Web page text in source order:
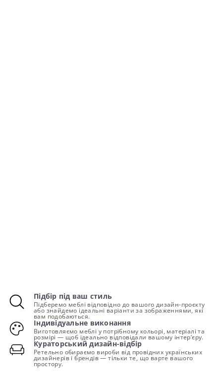
Підбір під ваш стиль
Підберемо меблі відповідно до вашого дизайн-проєкту
або знайдемо ідеальні варіанти за зображеннями, які
вам подобаються.
Індивідуальне виконання
Виготовляємо меблі у потрібному кольорі, матеріалі та
розмірі — щоб ідеально відповідали вашому інтер’єру.
Кураторський дизайн-відбір
Ретельно обираємо вироби від провідних українських
дизайнерів і брендів — тільки те, що варте вашого
простору.